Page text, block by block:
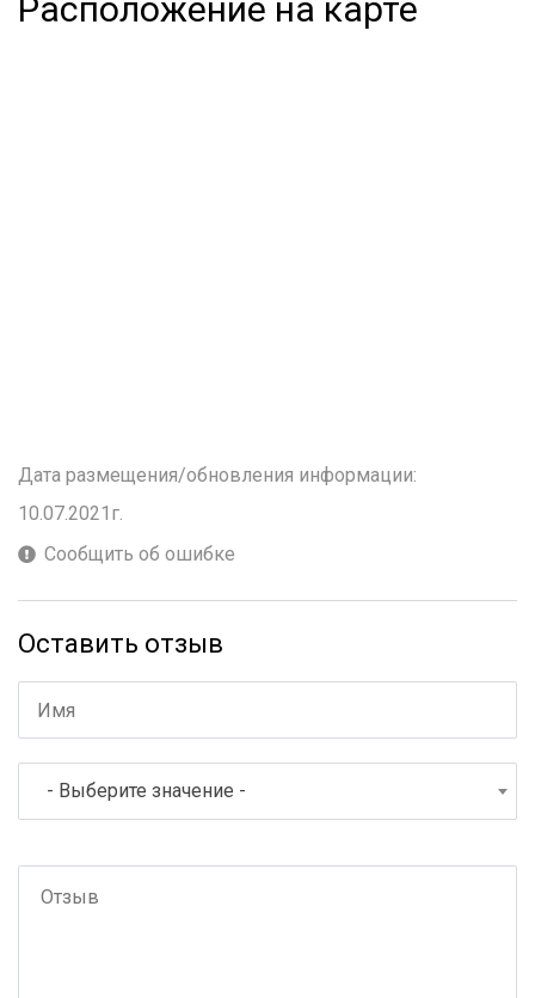
Расположение на карте
Дата размещения/обновления информации:
10.07.2021г.
Сообщить об ошибке
Оставить отзыв
- Выберите значение -